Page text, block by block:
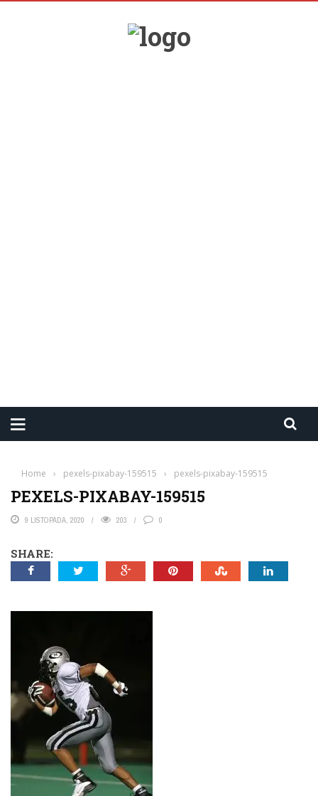
Home › pexels-pixabay-159515 › pexels-pixabay-159515
PEXELS-PIXABAY-159515
9 LISTOPADA, 2020 203 0
SHARE: